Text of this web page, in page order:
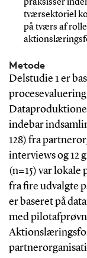
praksisser
tværsektoriel
på tværs af
Metode
Delstudie 1 er
indebar
128) fra
interviews og 12
(n=15) var
fra fire udvalgte
er baseret på
med